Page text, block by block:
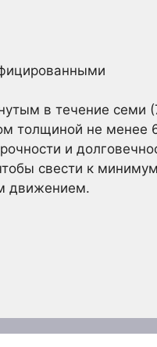
в течение семи
толщиной не менее
и
свести к
движением.